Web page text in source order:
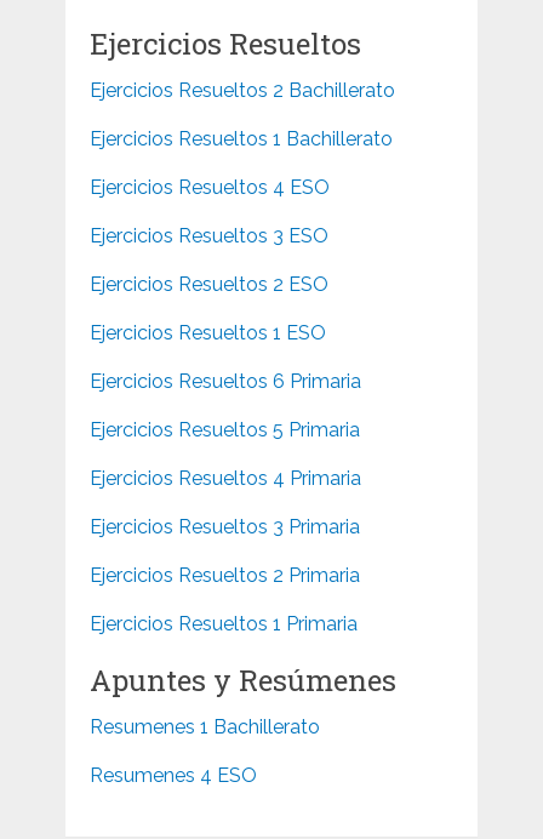
Ejercicios Resueltos
Ejercicios Resueltos 2 Bachillerato
Ejercicios Resueltos 1 Bachillerato
Ejercicios Resueltos 4 ESO
Ejercicios Resueltos 3 ESO
Ejercicios Resueltos 2 ESO
Ejercicios Resueltos 1 ESO
Ejercicios Resueltos 6 Primaria
Ejercicios Resueltos 5 Primaria
Ejercicios Resueltos 4 Primaria
Ejercicios Resueltos 3 Primaria
Ejercicios Resueltos 2 Primaria
Ejercicios Resueltos 1 Primaria
Apuntes y Resúmenes
Resumenes 1 Bachillerato
Resumenes 4 ESO